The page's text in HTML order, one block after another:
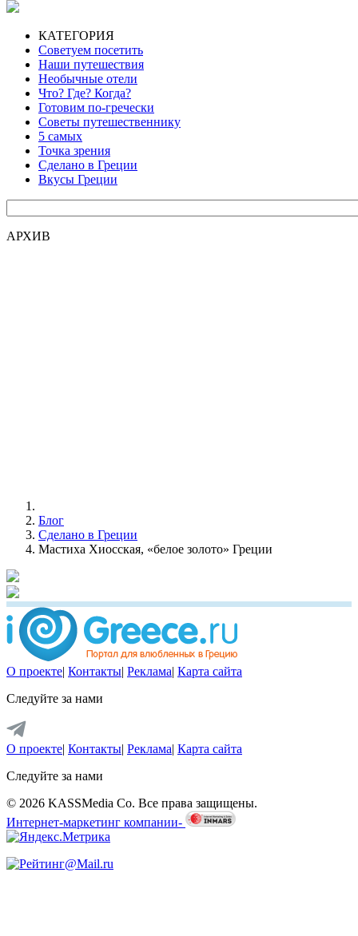
КАТЕГОРИЯ
Советуем посетить
Наши путешествия
Необычные отели
Что? Где? Когда?
Готовим по-гречески
Советы путешественнику
5 самых
Точка зрения
Сделано в Греции
Вкусы Греции
АРХИВ
Блог
Сделано в Греции
Мастиха Хиосская, «белое золото» Греции
О проекте| Контакты| Реклама| Карта сайта
Следуйте за нами
О проекте| Контакты| Реклама| Карта сайта
Следуйте за нами
© 2026 KASSMedia Co. Все права защищены.
Интернет-маркетинг компании-